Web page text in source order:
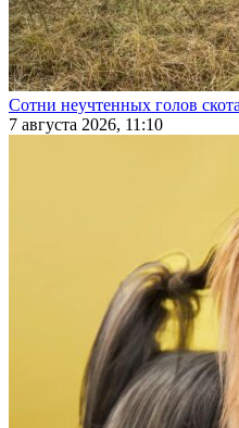
Сотни неучтенных голов
7 августа 2026, 11:10